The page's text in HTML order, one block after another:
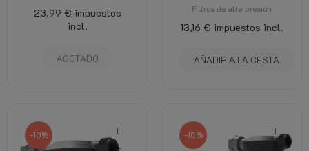
23,99 € impuestos
incl.
AGOTADO
Filtros de alta presión
13,16 € impuestos incl.
AÑADIR A LA CESTA
-10% -10%